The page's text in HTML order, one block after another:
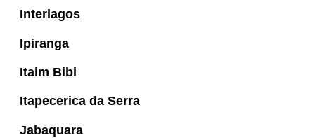
Interlagos
Ipiranga
Itaim Bibi
Itapecerica da Serra
Jabaquara